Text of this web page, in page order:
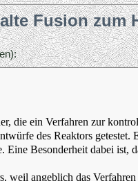
Fusion zum
die ein Verfahren zur
des Reaktors
Besonderheit dabei ist,
weil angeblich das